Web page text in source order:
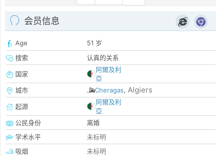
会员信息
Age
51 岁
搜索
认真的关系
国家
阿爾及利
亞
城市
Cheragas, Algiers
起源
阿爾及利
亞
公民身份
离婚
学术水平
未标明
吸烟
未标明